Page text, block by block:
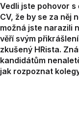
Vedli jste pohovor s
CV, že by se za něj
možná jste narazili
věří svým
zkušený HRista.
kandidátům
jak rozpoznat